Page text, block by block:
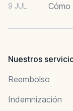
9 JUL Cómo
Nuestros
Reembolso
Indemnización